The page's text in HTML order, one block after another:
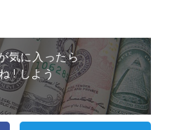
気に入ったら
! しよう